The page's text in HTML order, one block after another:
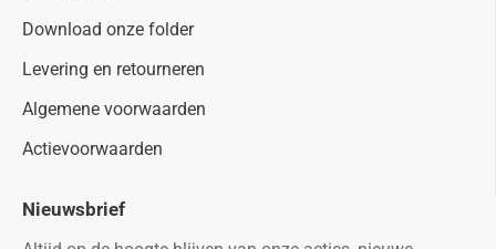
Download onze folder
Levering en retourneren
Algemene voorwaarden
Actievoorwaarden
Nieuwsbrief